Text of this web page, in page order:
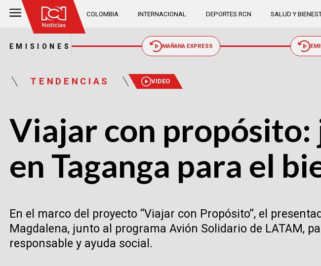
COLOMBIA INTERNACIONAL DEPORTES RCN SALUD Y
EMISIONES MAÑANA EXPRESS
TENDENCIAS VIDEO
Viajar con
en Taganga para el
En el marco del proyecto “Viajar con Propósito”, el
Magdalena, junto al programa Avión Solidario de LATAM,
responsable y ayuda social.